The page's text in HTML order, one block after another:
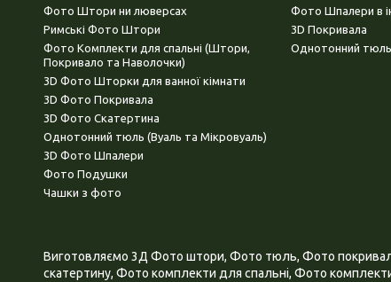
Фото Штори ни люверсах
Римські Фото Штори
Фото Комплекти для спальні (Штори,
Покривало та Наволочки)
3D Фото Шторки для ванної кімнати
3D Фото Покривала
3D Фото Скатертина
Однотонний тюль (Вуаль та Мікровуаль)
3D Фото Шпалери
Фото Подушки
Чашки з фото
Фото Шпалери в
3D Покривала
Однотонний тюль
Виготовляємо 3Д Фото штори, Фото тюль, Фото покривала,
скатертину, Фото комплекти для спальні, Фото